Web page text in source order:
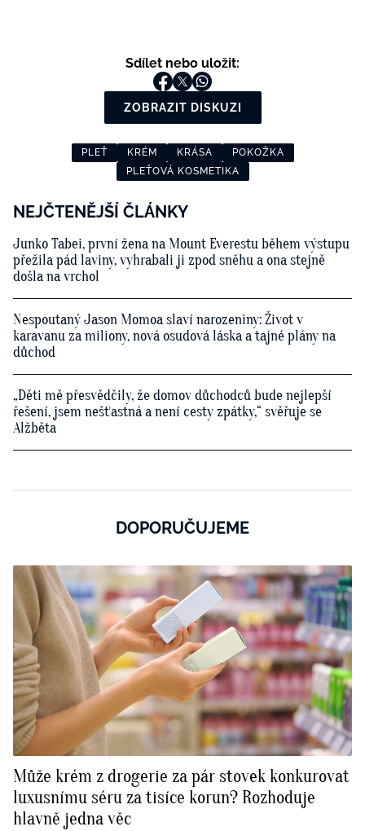
Sdílet nebo uložit:
ZOBRAZIT DISKUZI
PLEŤ KRÉM KRÁSA
POKOŽKA
PLEŤOVÁ KOSMETIKA
NEJČTENĚJŠÍ ČLÁNKY
Junko Tabei, první žena na Mount Everestu během výstupu
přežila pád laviny, vyhrabali ji zpod sněhu a ona stejně
došla na vrchol
Nespoutaný Jason Momoa slaví narozeniny: Život v
karavanu za miliony, nová osudová láska a tajné plány na
důchod
„Děti mě přesvědčily, že domov důchodců bude nejlepší
řešení, jsem nešťastná a není cesty zpátky,“ svěřuje se
Alžběta
DOPORUČUJEME
Může krém z drogerie za pár stovek konkurovat
luxusnímu séru za tisíce korun? Rozhoduje
hlavně jedna věc